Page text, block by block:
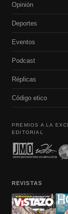
Opinión
Deportes
Eventos
Podcast
Réplicas
Código etico
PREMIOS A LA
EDITORIAL
REVISTAS